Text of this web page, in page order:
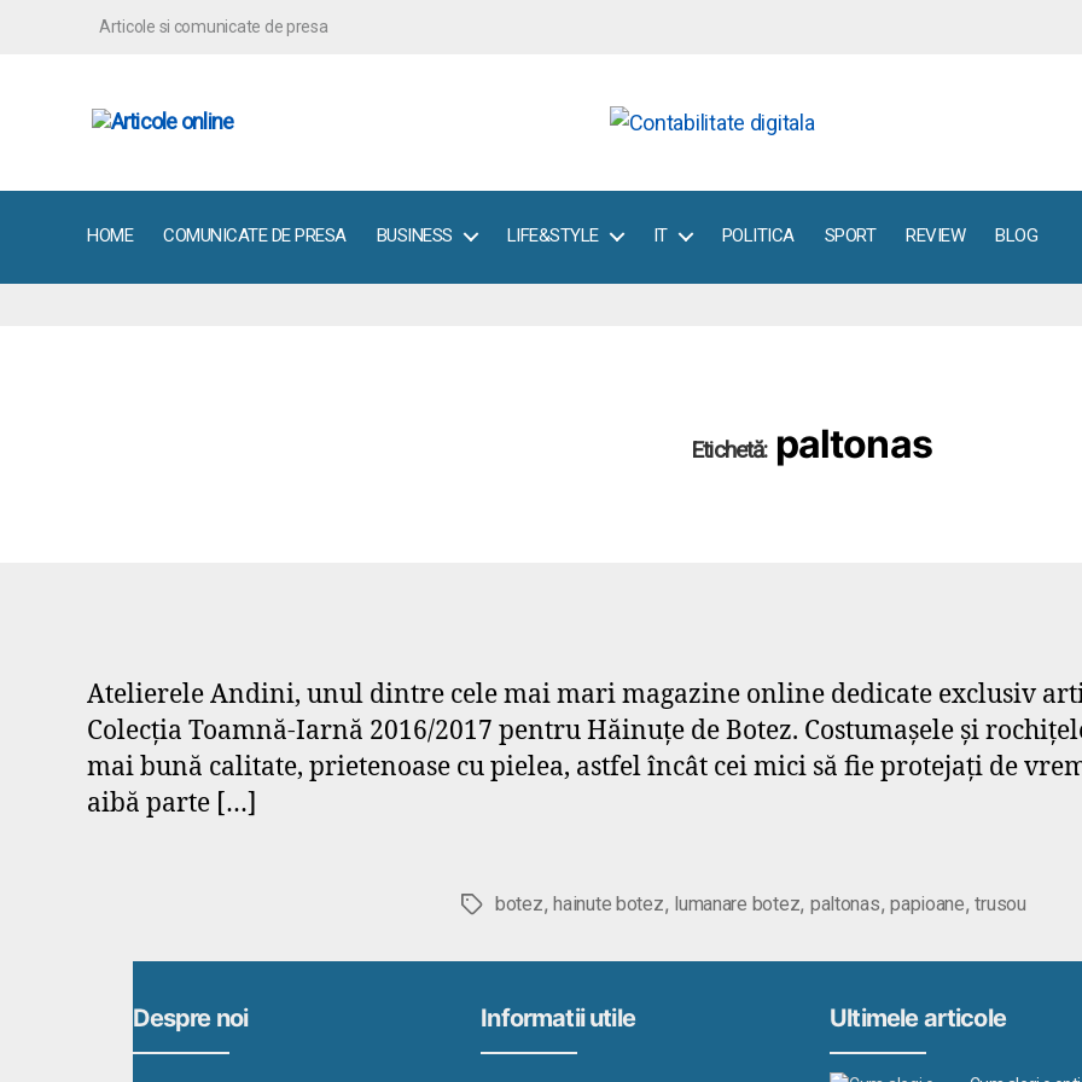
Articole si comunicate de presa
HOME COMUNICATE DE PRESA BUSINESS LIFE&STYLE IT POLITICA SPORT REVIEW BLOG
Etichetă: paltonas
Atelierele Andini, unul dintre cele mai mari magazine online dedicate exclusiv
Colecția Toamnă-Iarnă 2016/2017 pentru Hăinuțe de Botez. Costumașele și
mai bună calitate, prietenoase cu pielea, astfel încât cei mici să fie protejați de
aibă parte […]
Etichete
botez,hainute botez, lumanare botez, paltonas,papioane,trusou
Despre noi Informatii utile Ultimele articole